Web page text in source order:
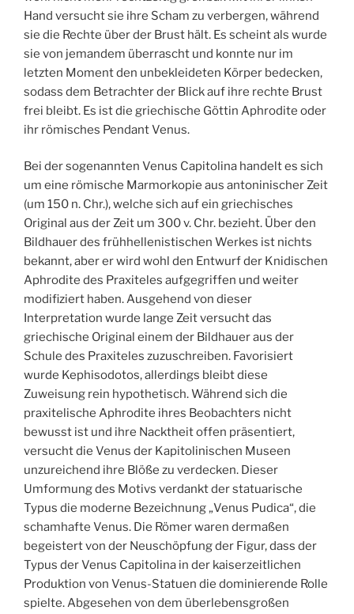
Hand versucht sie ihre Scham zu verbergen, während
sie die Rechte über der Brust hält. Es scheint als wurde
sie von jemandem überrascht und konnte nur im
letzten Moment den unbekleideten Körper bedecken,
sodass dem Betrachter der Blick auf ihre rechte Brust
frei bleibt. Es ist die griechische Göttin Aphrodite oder
ihr römisches Pendant Venus.
Bei der sogenannten Venus Capitolina handelt es sich
um eine römische Marmorkopie aus antoninischer Zeit
(um 150 n. Chr.), welche sich auf ein griechisches
Original aus der Zeit um 300 v. Chr. bezieht. Über den
Bildhauer des frühhellenistischen Werkes ist nichts
bekannt, aber er wird wohl den Entwurf der Knidischen
Aphrodite des Praxiteles aufgegriffen und weiter
modifiziert haben. Ausgehend von dieser
Interpretation wurde lange Zeit versucht das
griechische Original einem der Bildhauer aus der
Schule des Praxiteles zuzuschreiben. Favorisiert
wurde Kephisodotos, allerdings bleibt diese
Zuweisung rein hypothetisch. Während sich die
praxitelische Aphrodite ihres Beobachters nicht
bewusst ist und ihre Nacktheit offen präsentiert,
versucht die Venus der Kapitolinischen Museen
unzureichend ihre Blöße zu verdecken. Dieser
Umformung des Motivs verdankt der statuarische
Typus die moderne Bezeichnung „Venus Pudica“, die
schamhafte Venus. Die Römer waren dermaßen
begeistert von der Neuschöpfung der Figur, dass der
Typus der Venus Capitolina in der kaiserzeitlichen
Produktion von Venus-Statuen die dominierende Rolle
spielte. Abgesehen von dem überlebensgroßen